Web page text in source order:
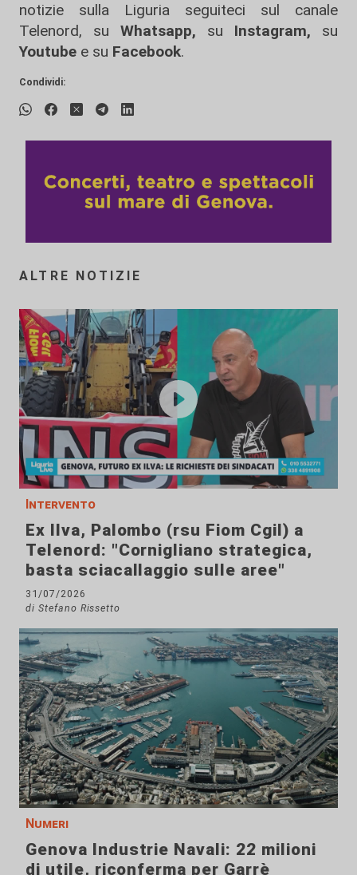
notizie sulla Liguria seguiteci sul canale
Telenord, su
Whatsapp, su Instagram, su
Youtube e su Facebook.
Condividi:
ALTRE NOTIZIE
Intervento
Ex Ilva, Palombo (rsu Fiom Cgil) a
Telenord: "Cornigliano strategica,
basta sciacallaggio sulle aree"
31/07/2026
di Stefano Rissetto
Numeri
Genova Industrie Navali: 22 milioni
di utile, riconferma per Garrè